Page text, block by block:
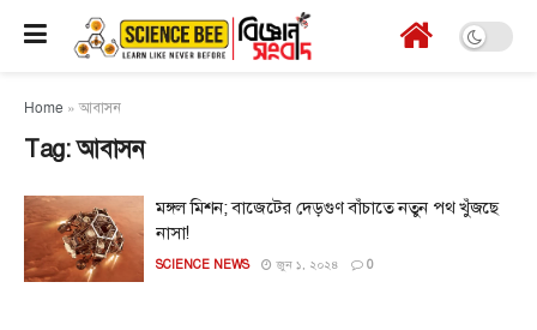
Home »আবাসন
Tag:আবাসন
মঙ্গল মিশন; বাজেটের দেড়গুণ বাঁচাতে নতুন পথ খুঁজছে
নাসা!
SCIENCE NEWS জুন ১, ২০২৪ 0